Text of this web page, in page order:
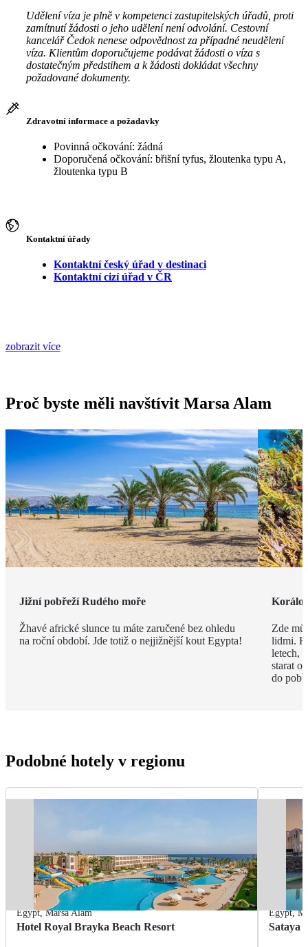
Udělení víza je plně v kompetenci zastupitelských úřadů, proti
zamítnutí žádosti o jeho udělení není odvolání. Cestovní
kancelář Čedok nenese odpovědnost za případné neudělení
víza. Klientům doporučujeme podávat žádosti o víza s
dostatečným předstihem a k žádosti dokládat všechny
požadované dokumenty.
Zdravotní informace a požadavky
Povinná očkování: žádná
Doporučená očkování: břišní tyfus, žloutenka typu A,
žloutenka typu B
Kontaktní úřady
Kontaktní český úřad v destinaci
Kontaktní cizí úřad v ČR
zobrazit více
Proč byste měli navštívit Marsa Alam
Jižní pobřeží Rudého moře
Žhavé africké slunce tu máte zaručené bez ohledu
na roční období. Jde totiž o nejjižnější kout Egypta!
Zde
lidmi. K
letech,
starat o
do
Podobné hotely v regionu
Egypt,Marsa Alam
Hotel Royal Brayka Beach Resort
Egypt,
Sataya